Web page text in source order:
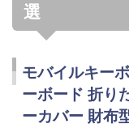
選
モバイルキー
ーボード 折り
ーカバー 財布